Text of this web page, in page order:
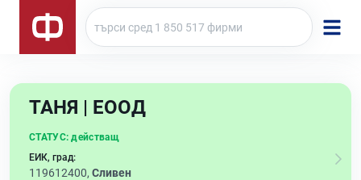
ТАНЯ | ЕООД
СТАТУС: действащ
ЕИК, град:
119612400, Сливен